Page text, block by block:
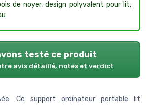
de noyer, design polyvalent pour lit,
testé ce produit
avis détaillé, notes et verdict
Ce support ordinateur portable lit